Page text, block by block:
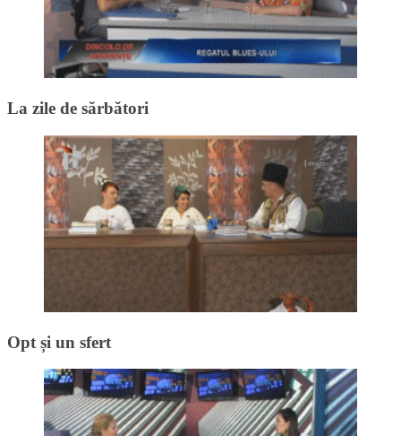
La zile de sărbători
Opt și un sfert